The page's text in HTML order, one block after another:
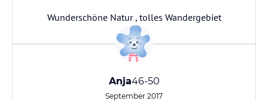
Wunderschöne Natur , tolles Wandergebiet
Anja46-50
September 2017